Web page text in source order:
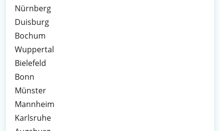
Nürnberg
Duisburg
Bochum
Wuppertal
Bielefeld
Bonn
Münster
Mannheim
Karlsruhe